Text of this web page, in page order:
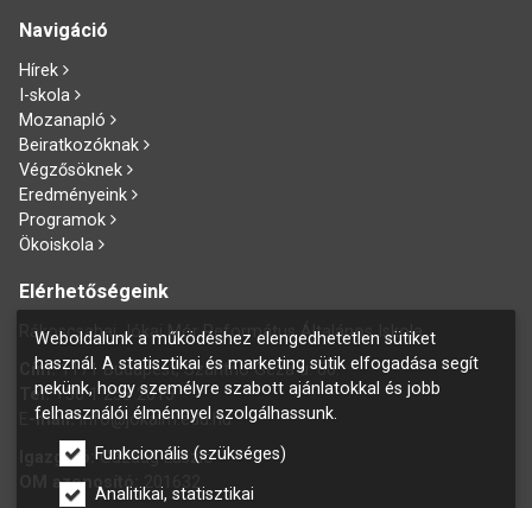
Navigáció
Hírek
I-skola
Mozanapló
Beiratkozóknak
Végzősöknek
Eredményeink
Programok
Ökoiskola
Elérhetőségeink
Rákoscsabai Jókai Mór Református Általános Iskola
Cím:1171 Budapest, Szánthó Géza u. 60.
Tel: +36 1 258 2015
-mail: info@jokaim.edu.hu
Igazgató:Gazdag László
OM azonosító:201632
Weboldalunk a működéshez elengedhetetlen sütiket
használ. A statisztikai és marketing sütik elfogadása segít
nekünk, hogy személyre szabott ajánlatokkal és jobb
felhasználói élménnyel szolgálhassunk.
Funkcionális (szükséges)
Analitikai, statisztikai